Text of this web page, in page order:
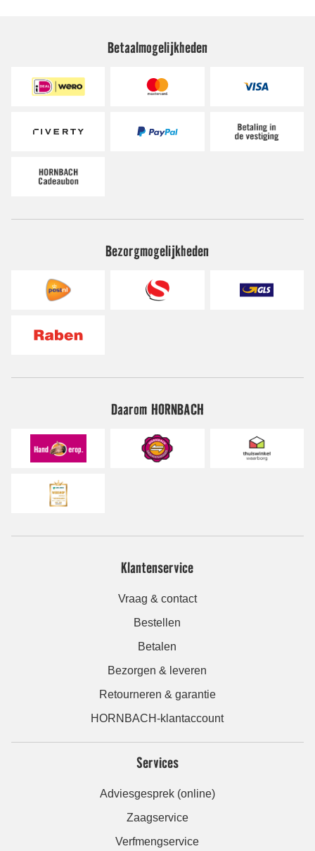
Betaalmogelijkheden
Bezorgmogelijkheden
Daarom HORNBACH
Klantenservice
Vraag & contact
Bestellen
Betalen
Bezorgen & leveren
Retourneren & garantie
HORNBACH-klantaccount
Services
Adviesgesprek (online)
Zaagservice
Verfmengservice